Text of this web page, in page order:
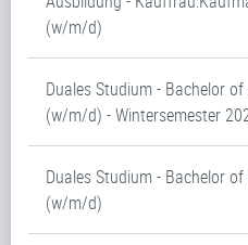
(w/m/d)
Duales Studium - Bachelor
(w/m/d) - Wintersemester
Duales Studium - Bachelor
(w/m/d)